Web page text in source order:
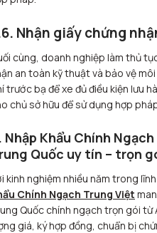
Nhận giấy chứng
cùng, doanh nghiệp làm thủ
an toàn kỹ thuật và bảo vệ
trước bạ để xe đủ điều kiện lưu
chủ sở hữu để sử dụng hợp
Nhập Khẩu Chính
Quốc uy tín – trọn
kinh nghiệm nhiều năm trong
Chính Ngạch Trung Việt
Quốc chính ngạch trọn gói
giá, ký hợp đồng, chuẩn bị